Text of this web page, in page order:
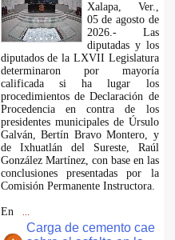
Xalapa, Ver.,
05 de agosto de
2026.- Las
diputadas y los
diputados de la LXVII Legislatura
determinaron por mayoría
calificada si ha lugar los
procedimientos de Declaración de
Procedencia en contra de los
presidentes municipales de Úrsulo
Galván, Bertín Bravo Montero, y
de Ixhuatlán del Sureste, Raúl
González Martínez, con base en las
conclusiones presentadas por la
Comisión Permanente Instructora.
En
Carga de cemento cae